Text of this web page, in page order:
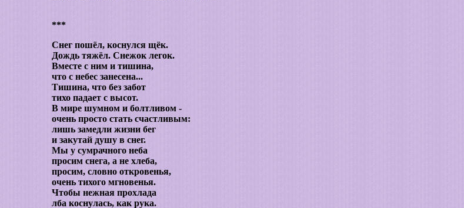
***
Снег пошёл, коснулся щёк.
Дождь тяжёл. Снежок легок.
Вместе с ним и тишина,
что с небес занесена...
Тишина, что без забот
тихо падает с высот.
В мире шумном и болтливом -
очень просто стать счастливым:
лишь замедли жизни бег
и закутай душу в снег.
Мы у сумрачного неба
просим снега, а не хлеба,
просим, словно откровенья,
очень тихого мгновенья.
Чтобы нежная прохлада
лба коснулась, как рука.